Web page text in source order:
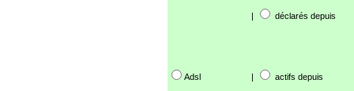
| déclarés depuis
Adsl | actifs depuis